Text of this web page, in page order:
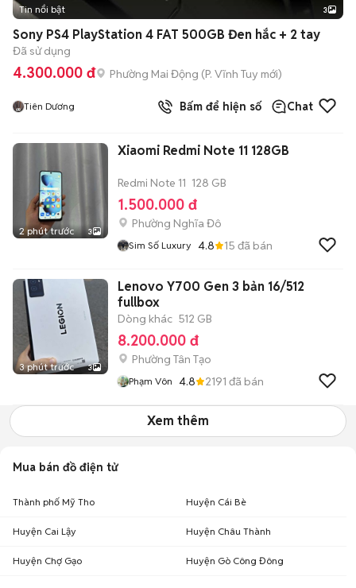
Tin nổi bật 3
Sony PS4 PlayStation 4 FAT 500GB Đen hắc + 2 tay
Đã sử dụng
4.300.000 đ Phường Mai Động (P. Vĩnh Tuy mới)
Tiên Dương Bấm để hiện số Chat
2 phút trước 3
Xiaomi Redmi Note 11 128GB
Redmi Note 11 128 GB
1.500.000 đ
Phường Nghĩa Đô
Sim Số Luxury 4.8 15 đã bán
3 phút trước 3
Lenovo Y700 Gen 3 bản 16/512
fullbox
Dòng khác 512 GB
8.200.000 đ
Phường Tân Tạo
Phạm Vôn 4.8 2191 đã bán
Xem thêm
Mua bán đồ điện tử
Thành phố Mỹ Tho Huyện Cái Bè
Huyện Cai Lậy Huyện Châu Thành
Huyện Chợ Gạo Huyện Gò Công Đông